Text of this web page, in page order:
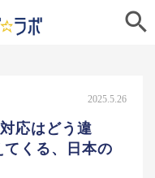

2025.5.26
応はどう違
くる、日本の